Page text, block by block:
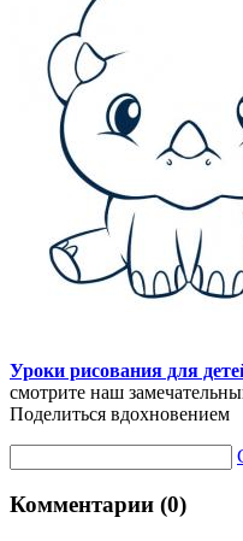
Уроки рисования для
смотрите наш
Поделиться вдохновением
Комментарии (0)